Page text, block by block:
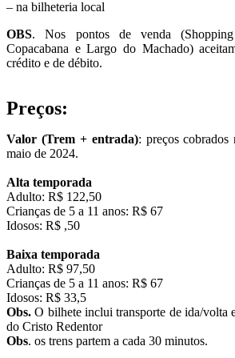
– na bilheteria local
OBS. Nos pontos de venda
Copacabana e Largo do Machado)
crédito e de débito.
Preços:
Valor (Trem + entrada): preços
maio de 2024.
Alta temporada
Adulto: R$ 122,50
Crianças de 5 a 11 anos: R$ 67
Idosos: R$ ,50
Baixa temporada
Adulto: R$ 97,50
Crianças de 5 a 11 anos: R$ 67
Idosos: R$ 33,5
Obs. O bilhete inclui transporte de ida/volta
do Cristo Redentor
Obs. os trens partem a cada 30 minutos.